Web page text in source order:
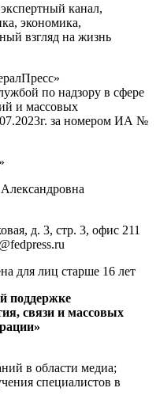
канал,
экономика,
взгляд на жизнь
по надзору в сфере
и массовых
за номером ИА №
д. 3, стр. 3, офис 211
для лиц старше 16 лет
поддержке
связи и массовых
в области медиа;
специалистов в